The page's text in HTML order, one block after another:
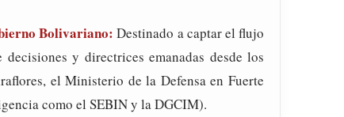
Bolivariano: Destinado a captar el flujo
y directrices emanadas desde los
el Ministerio de la Defensa en Fuerte
como el SEBIN y la DGCIM).